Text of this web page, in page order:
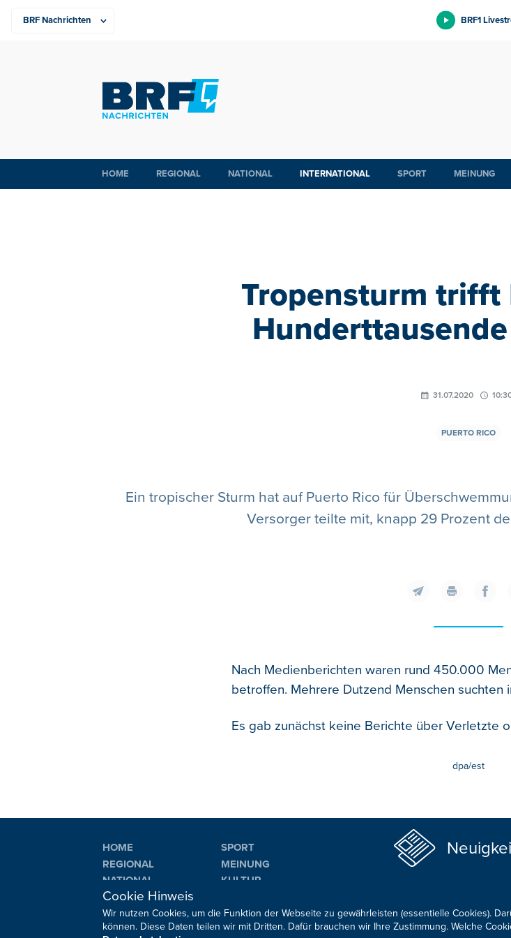
BRF1
HOME REGIONAL NATIONAL INTERNATIONAL SPORT MEINUNG
Tropensturm trifft
31.07.2020
PUERTO RICO
Ein tropischer Sturm hat auf Puerto Rico für
Versorger teilte mit, knapp 29 Prozent
Nach Medienberichten waren rund 450.000
betroffen. Mehrere Dutzend Menschen suchten
Es gab zunächst keine Berichte über Verletzte
dpa/est
HOME
REGIONAL
NATIONAL
INTERNATIONAL
SPORT
MEINUNG
KULTUR
Cookie Hinweis
Wir nutzen Cookies, um die Funktion der Webseite zu gewährleisten (essentielle Cookies).
können. Diese Daten teilen wir mit Dritten. Dafür brauchen wir Ihre Zustimmung. Welche